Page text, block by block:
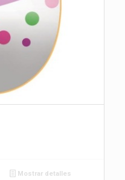
Mostrar detalles